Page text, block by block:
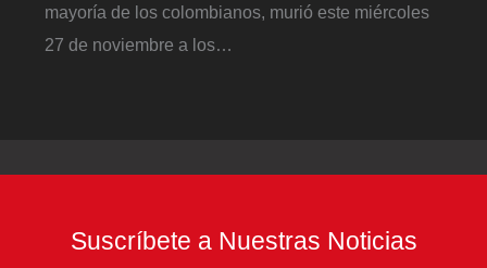
mayoría de los colombianos, murió este miércoles
27 de noviembre a los…
Suscríbete a Nuestras Noticias